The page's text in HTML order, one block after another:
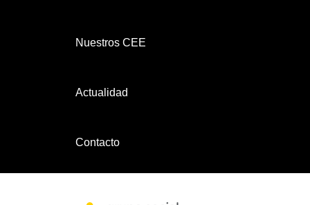
Nuestros CEE
Actualidad
Contacto